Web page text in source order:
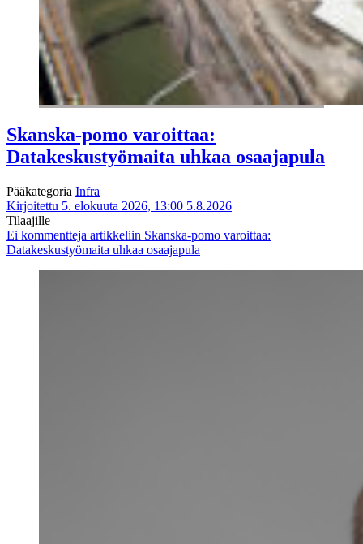
Skanska-pomo varoittaa:
Datakeskustyömaita uhkaa osaajapula
Pääkategoria Infra
Kirjoitettu 5. elokuuta 2026, 13:00 5.8.2026
Tilaajille
Ei kommentteja artikkeliin Skanska-pomo varoittaa:
Datakeskustyömaita uhkaa osaajapula